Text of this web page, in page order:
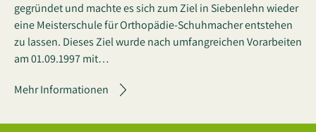
gegründet und machte es sich zum Ziel in Siebenlehn wieder
eine Meisterschule für Orthopädie-Schuhmacher entstehen
zu lassen. Dieses Ziel wurde nach umfangreichen Vorarbeiten
am 01.09.1997 mit…
Mehr Informationen